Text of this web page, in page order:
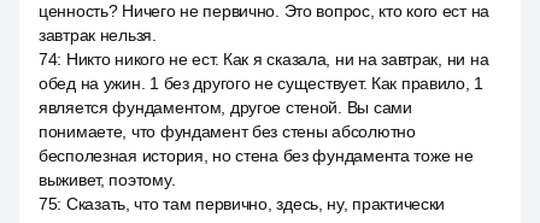
ценность? Ничего не первично. Это вопрос, кто кого ест на
завтрак нельзя.
74: Никто никого не ест. Как я сказала, ни на завтрак, ни на
обед на ужин. 1 без другого не существует. Как правило, 1
является фундаментом, другое стеной. Вы сами
понимаете, что фундамент без стены абсолютно
бесполезная история, но стена без фундамента тоже не
выживет, поэтому.
75: Сказать, что там первично, здесь, ну, практически